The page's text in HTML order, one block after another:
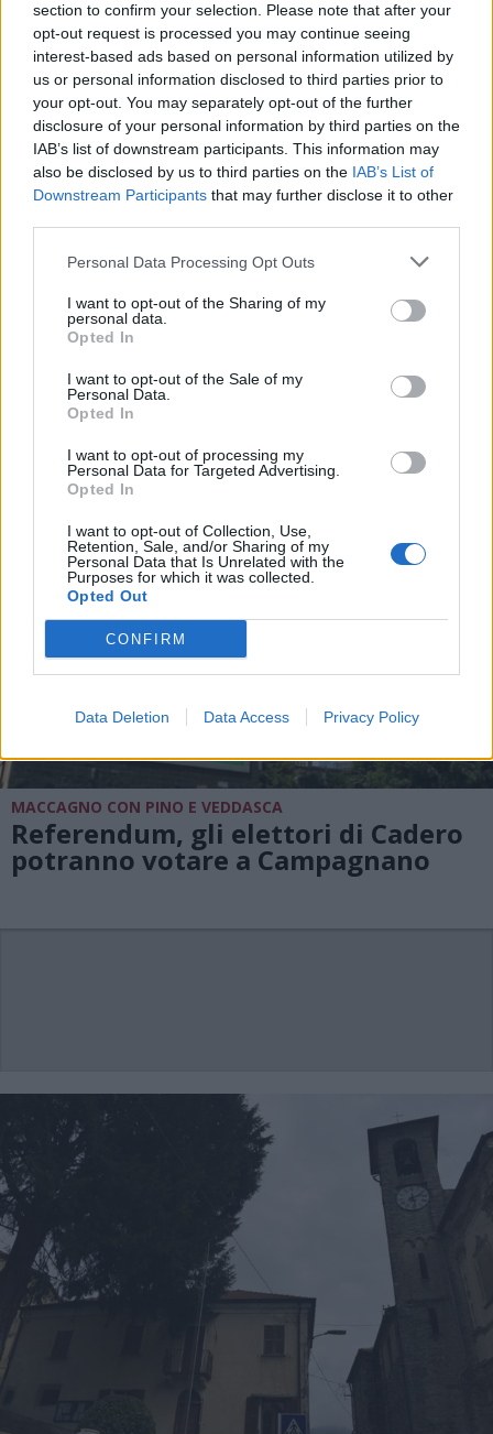
section to confirm your selection. Please note that after your
opt-out request is processed you may continue seeing
interest-based ads based on personal information utilized by
us or personal information disclosed to third parties prior to
your opt-out. You may separately opt-out of the further
disclosure of your personal information by third parties on the
IAB’s list of downstream participants. This information may
also be disclosed by us to third parties on the IAB’s List of
Downstream Participants that may further disclose it to other
Personal Data Processing Opt Outs
I want to opt-out of the Sharing of my
personal data.
Opted In
I want to opt-out of the Sale of my
Personal Data.
Opted In
I want to opt-out of processing my
Personal Data for Targeted Advertising.
Opted In
I want to opt-out of Collection, Use,
Retention, Sale, and/or Sharing of my
Personal Data that Is Unrelated with the
Purposes for which it was collected.
Opted Out
CONFIRM
Data Deletion Data Access Privacy Policy
CURIGLIA CON MONTEVIASCO - VEDDASCA
Black out nel Luinese: paesi ancora
senza luce
MACCAGNO CON PINO E VEDDASCA
Referendum, gli elettori di Cadero
potranno votare a Campagnano